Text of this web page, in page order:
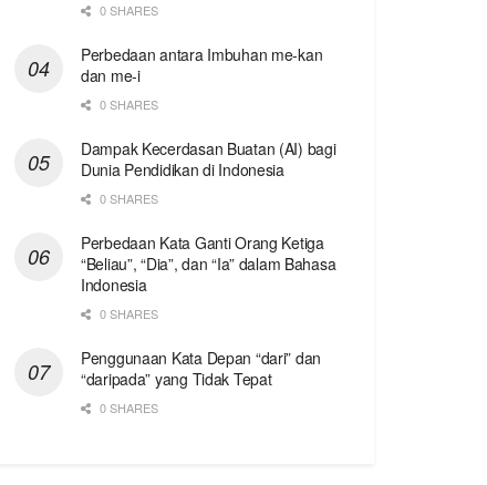
0 SHARES
Perbedaan antara Imbuhan me-kan
dan me-i
0 SHARES
Dampak Kecerdasan Buatan (AI) bagi
Dunia Pendidikan di Indonesia
0 SHARES
Perbedaan Kata Ganti Orang Ketiga
“Beliau”, “Dia”, dan “Ia” dalam Bahasa
Indonesia
0 SHARES
Penggunaan Kata Depan “dari” dan
“daripada” yang Tidak Tepat
0 SHARES